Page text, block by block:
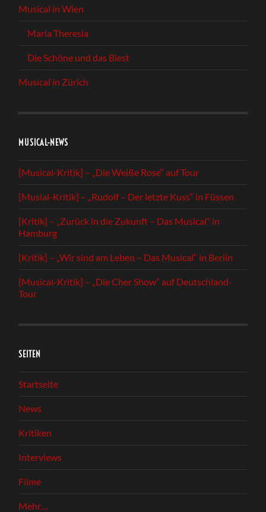
Musical in Wien
Maria Theresia
Die Schöne und das Biest
Musical in Zürich
MUSICAL-NEWS
[Musical-Kritik] – „Die Weiße Rose“ auf Tour
[Musial-Kritik] – „Rudolf – Der letzte Kuss“ in Füssen
[Kritik] – „Zurück in die Zukunft – Das Musical“ in
Hamburg
[Kritik] – „Wir sind am Leben – Das Musical“ in Berlin
[Musical-Kritik] – „Die Cher Show“ auf Deutschland-
Tour
SEITEN
Startseite
News
Kritiken
Interviews
Filme
Mehr…